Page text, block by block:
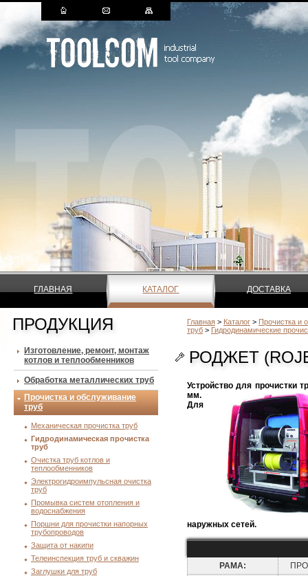
ГЛАВНАЯ КАТАЛОГ ДОСТАВКА
ПРОДУКЦИЯ
Изготовление, ремонт, монтаж
котлов и теплообменников
Обработка металлических труб
Прочистка и обслуживание
труб
Механическая прочистка труб
Гидродинамическая прочистка
труб
Очистка труб котлов и
теплообменников
Электрогидроимпульсная очистка
труб
Промывка систем отопления и
водоснабжения
Поршни для прочистки напорных
трубопроводов
Защита от накипи
Телеинспекция труб и скважин
Заглушки для труб
Главная > Каталог > Прочистка и
труб > Гидродинамические
РОДЖЕТ
Устройство для прочистки
мм.
Для
наружных сетей.
РАМА: